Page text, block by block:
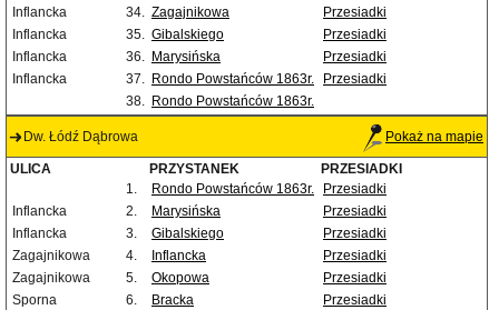
Inflancka
34. Zagajnikowa
Przesiadki
Inflancka
35. Gibalskiego
Przesiadki
Inflancka
36. Marysińska
Przesiadki
Inflancka
37. Rondo Powstańców 1863r.
Przesiadki
38. Rondo Powstańców 1863r.
Dw. Łódź Dąbrowa Pokaż na mapie
ULICA PRZYSTANEK
PRZESIADKI
1.
Rondo Powstańców 1863r.
Przesiadki
Inflancka
2. Marysińska
Przesiadki
Inflancka
3. Gibalskiego
Przesiadki
Zagajnikowa
4. Inflancka
Przesiadki
Zagajnikowa
5. Okopowa
Przesiadki
Sporna
6. Bracka
Przesiadki